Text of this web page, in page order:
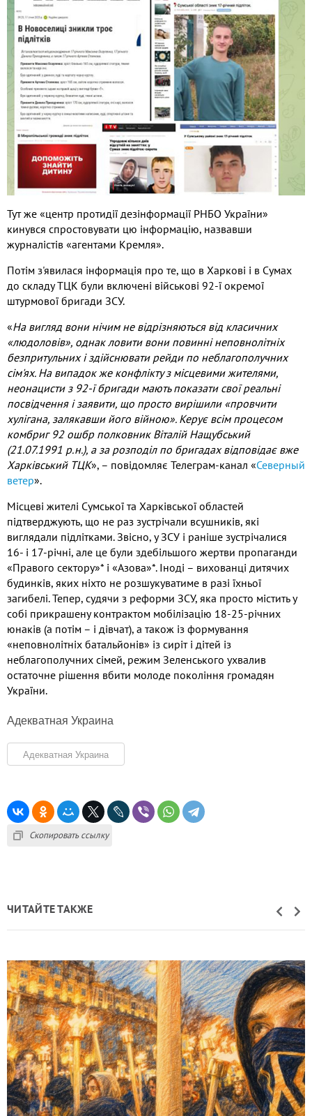
Тут же «центр протидії дезінформації РНБО України»
кинувся спростовувати цю інформацію, назвавши
журналістів «агентами Кремля».
Потім з'явилася інформація про те, що в Харкові і в Сумах
до складу ТЦК були включені військові 92-ї окремої
штурмової бригади ЗСУ.
«На вигляд вони нічим не відрізняються від класичних
«людоловів», однак ловити вони повинні неповнолітніх
безпритульних і здійснювати рейди по неблагополучних
сім'ях. На випадок же конфлікту з місцевими жителями,
неонацисти з 92-ї бригади мають показати свої реальні
посвідчення і заявити, що просто вирішили «провчити
хулігана, залякавши його війною». Керує всім процесом
комбриг 92 ошбр полковник Віталій Нащубський
(21.07.1991 р.н.), а за розподіл по бригадах відповідає вже
Харківський ТЦК», – повідомляє Телеграм-канал «Северный
ветер».
Місцеві жителі Сумської та Харківської областей
підтверджують, що не раз зустрічали всушників, які
виглядали підлітками. Звісно, у ЗСУ і раніше зустрічалися
16- і 17-річні, але це були здебільшого жертви пропаганди
«Правого сектору»* і «Азова»*. Іноді – вихованці дитячих
будинків, яких ніхто не розшукуватиме в разі їхньої
загибелі. Тепер, судячи з реформи ЗСУ, яка просто містить у
собі прикрашену контрактом мобілізацію 18-25-річних
юнаків (а потім – і дівчат), а також із формування
«неповнолітніх батальйонів» із сиріт і дітей із
неблагополучних сімей, режим Зеленського ухвалив
остаточне рішення вбити молоде покоління громадян
України.
Адекватная Украина
Адекватная Украина
Скопировать ссылку
ЧИТАЙТЕ ТАКЖЕ